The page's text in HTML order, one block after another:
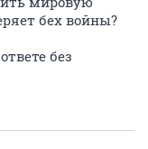
бех войны?
без